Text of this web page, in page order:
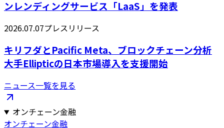
ンレンディングサービス「LaaS」を発表
2026.07.07プレスリリース
キリフダとPacific Meta、ブロックチェーン分析
大手Ellipticの日本市場導入を支援開始
ニュース一覧を見る
オンチェーン金融
オンチェーン金融